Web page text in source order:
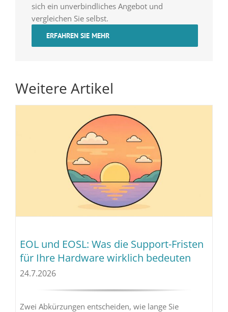
sich ein unverbindliches Angebot und
vergleichen Sie selbst.
ERFAHREN SIE MEHR
Weitere Artikel
EOL und EOSL: Was die Support-Fristen
für Ihre Hardware wirklich bedeuten
24.7.2026
Zwei Abkürzungen entscheiden, wie lange Sie